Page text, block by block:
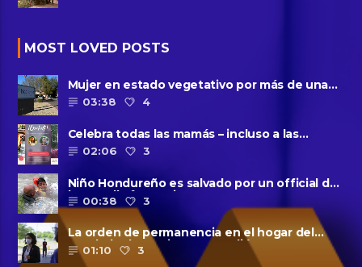
MOST LOVED POSTS
Mujer en estado vegetativo por más de una
década da a luz en un ......
03:38 4
Celebra todas las mamás – incluso a las
solteras – con ......
02:06 3
Niño Hondureño es salvado por un official de
la patrulla fronteriza
00:38 3
La orden de permanencia en el hogar del
condado de Harris se extendió......
01:10 3